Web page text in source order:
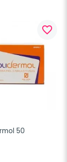
favorite_border
50